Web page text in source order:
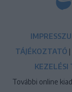
TÁJÉKOZTATÓ |
KEZELÉSI
További online